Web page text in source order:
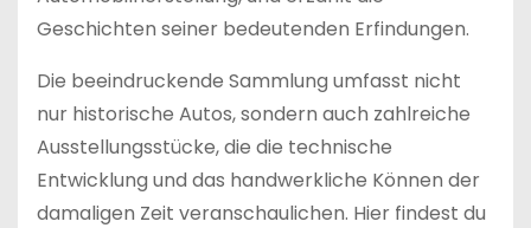
Geschichten seiner bedeutenden Erfindungen.
Die beeindruckende Sammlung umfasst nicht
nur historische Autos, sondern auch zahlreiche
Ausstellungsstücke, die die technische
Entwicklung und das handwerkliche Können der
damaligen Zeit veranschaulichen. Hier findest du